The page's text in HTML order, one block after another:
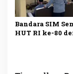
Bandara SIM
HUT RI ke-80